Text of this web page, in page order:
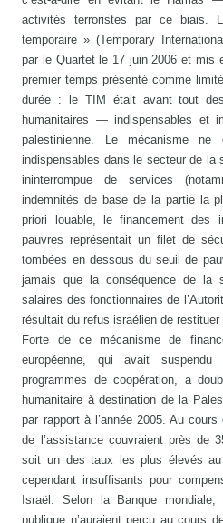
activités terroristes par ce biais.
temporaire » (Temporary
par le Quartet le 17 juin 2006 et mis
premier temps présenté comme
durée : le TIM était avant tout
humanitaires — indispensables et
palestinienne. Le mécanisme ne
indispensables dans le secteur de la
ininterrompue de services
indemnités de base de la partie la
priori louable, le financement des
pauvres représentait un filet de
tombées en dessous du seuil de
jamais que la conséquence de la
salaires des fonctionnaires de
résultait du refus israélien de restituer
Forte de ce mécanisme de
européenne, qui avait
programmes de coopération, a
humanitaire à destination de la
par rapport à l’année 2005. Au
de l’assistance couvraient près de
soit un des taux les plus élevés
cependant insuffisants pour
Israël. Selon la Banque
publique n’auraient perçu au cours